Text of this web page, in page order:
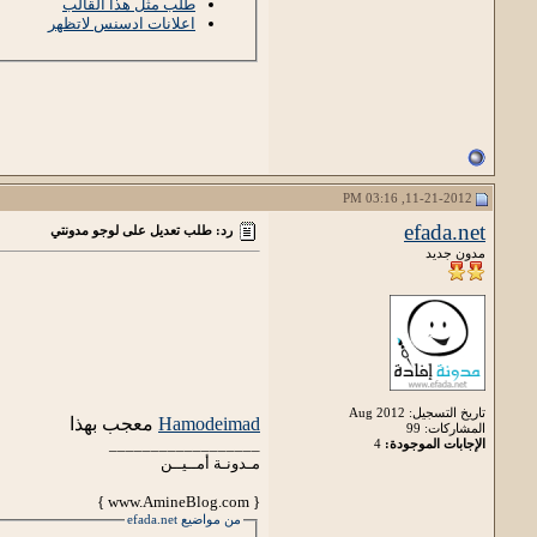
طلب مثل هذا القالب
اعلانات ادسنس لاتظهر
efada.net
مدون جديد
تاريخ التسجيل: Aug 2012
المشاركات: 99
الإجابات الموجودة:
رد: طلب تعديل على لوجو مدونتي
Hamodeimad معجب بهذا
مـدونـة أمــيــن
{ www.AmineBlog.com }
من مواضيع efada.net